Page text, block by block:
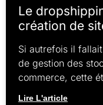
Le
création de
Si autrefois il
de gestion des
commerce, cette
Lire L'article